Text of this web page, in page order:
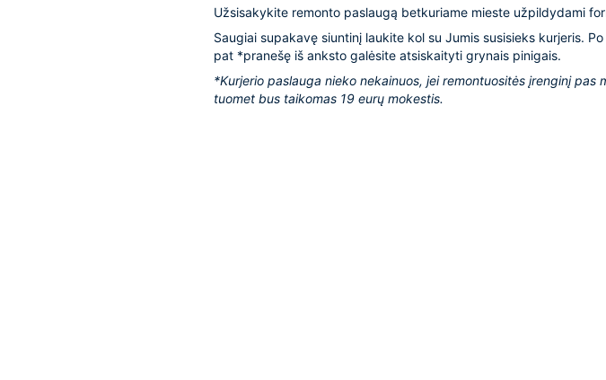
Užsisakykite remonto paslaugą betkuriame mieste užpildydami
Saugiai supakavę siuntinį laukite kol su Jumis susisieks kurjeris.
pat *pranešę iš anksto galėsite atsiskaityti grynais pinigais.
*Kurjerio paslauga nieko nekainuos, jei remontuositės įrenginį
tuomet bus taikomas 19 eurų mokestis.